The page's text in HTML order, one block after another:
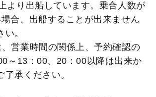
より出船しています。乗合人数が
合、出船することが出来ません
。
営業時間の関係上、予約確認の
～13：00、20：00以降は出来か
了承ください。